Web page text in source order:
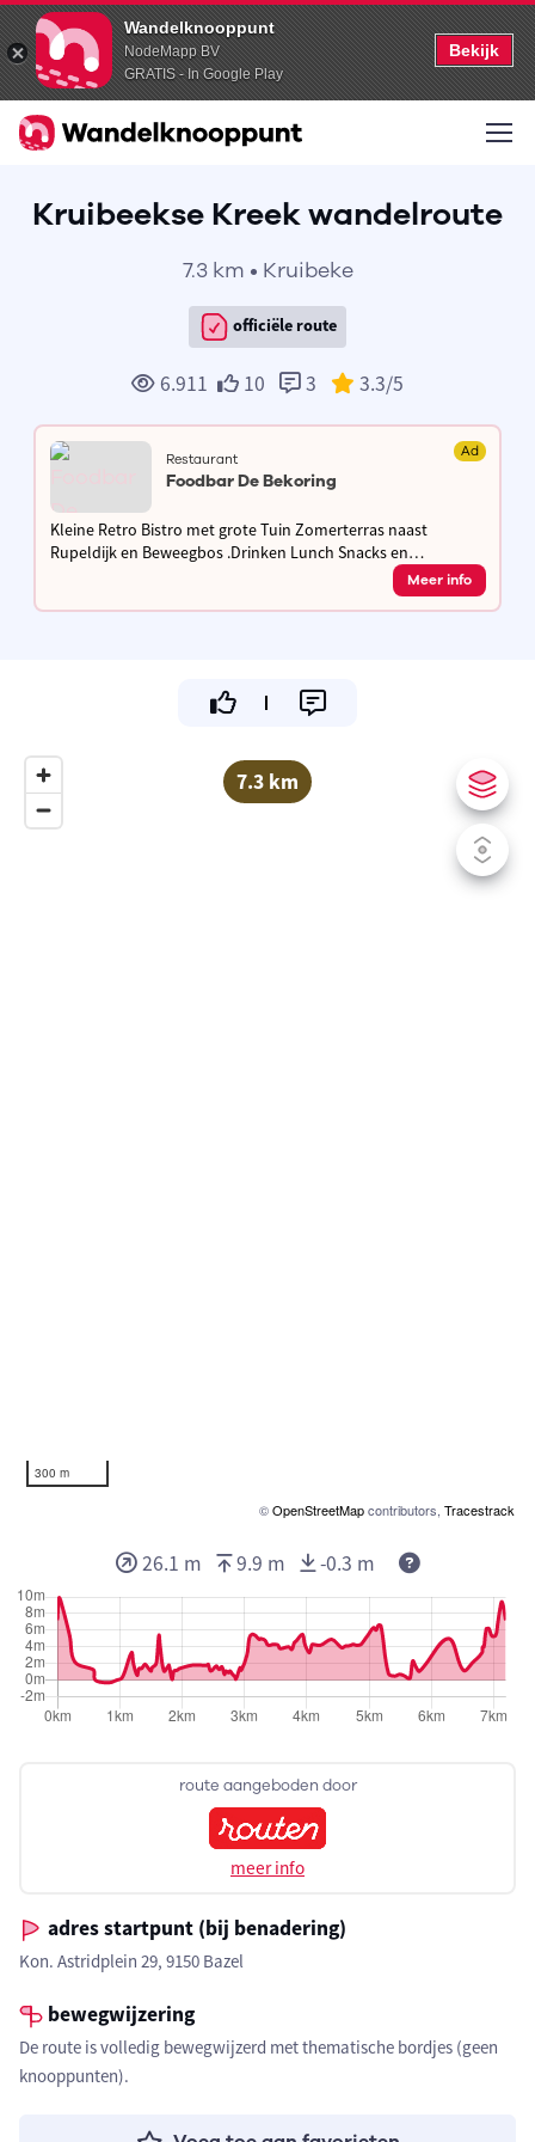
Wandelknooppunt
NodeMapp BV
GRATIS - In Google Play
Bekijk
Kruibeekse Kreek wandelroute
7.3 km • Kruibeke
officiële route
6.911 10 3 3.3/5
Restaurant Ad
Foodbar De Bekoring
Kleine Retro Bistro met grote Tuin Zomerterras naast
Rupeldijk en Beweegbos .Drinken Lunch Snacks en
Meer info
7.3 km
300 m
©OpenStreetMapcontributors, Tracestrack
route aangeboden door
meer info
adres startpunt (bij benadering)
Kon. Astridplein 29, 9150 Bazel
bewegwijzering
De route is volledig bewegwijzerd met thematische bordjes (geen
knooppunten).
26.1 m 9.9 m -0.3 m